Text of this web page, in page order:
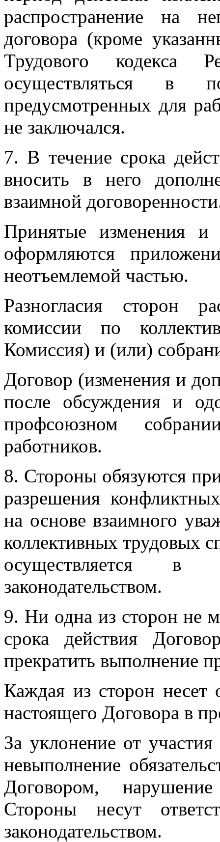
распространение на
договора (кроме
Трудового кодекса
осуществляться в
предусмотренных для
не заключался.
7. В течение срока
вносить в него
взаимной
Принятые изменения
оформляются
неотъемлемой частью.
Разногласия сторон
комиссии по
Комиссия) и (или)
Договор (изменения и
после обсуждения и
профсоюзном
работников.
8. Стороны обязуются
разрешения
на основе взаимного
коллективных трудовых
осуществляется в
законодательством.
9. Ни одна из сторон не
срока действия
прекратить выполнение
Каждая из сторон несет
настоящего Договора в
За уклонение от
невыполнение
Договором,
Стороны несут
законодательством.